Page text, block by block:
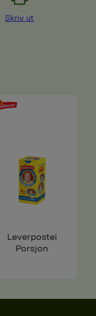
Skriv ut
Leverpostei
Porsjon